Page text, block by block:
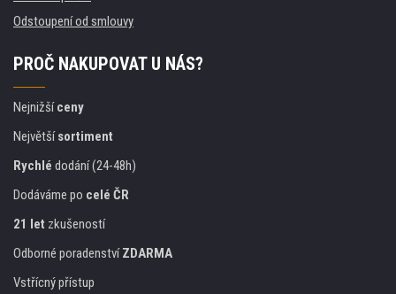
Odstoupení od smlouvy
PROČ NAKUPOVAT U NÁS?
Nejnižšíceny
Největšísortiment
Rychlé dodání (24-48h)
Dodáváme po celé ČR
21 let zkušeností
Odborné poradenstvíZDARMA
Vstřícný přístup